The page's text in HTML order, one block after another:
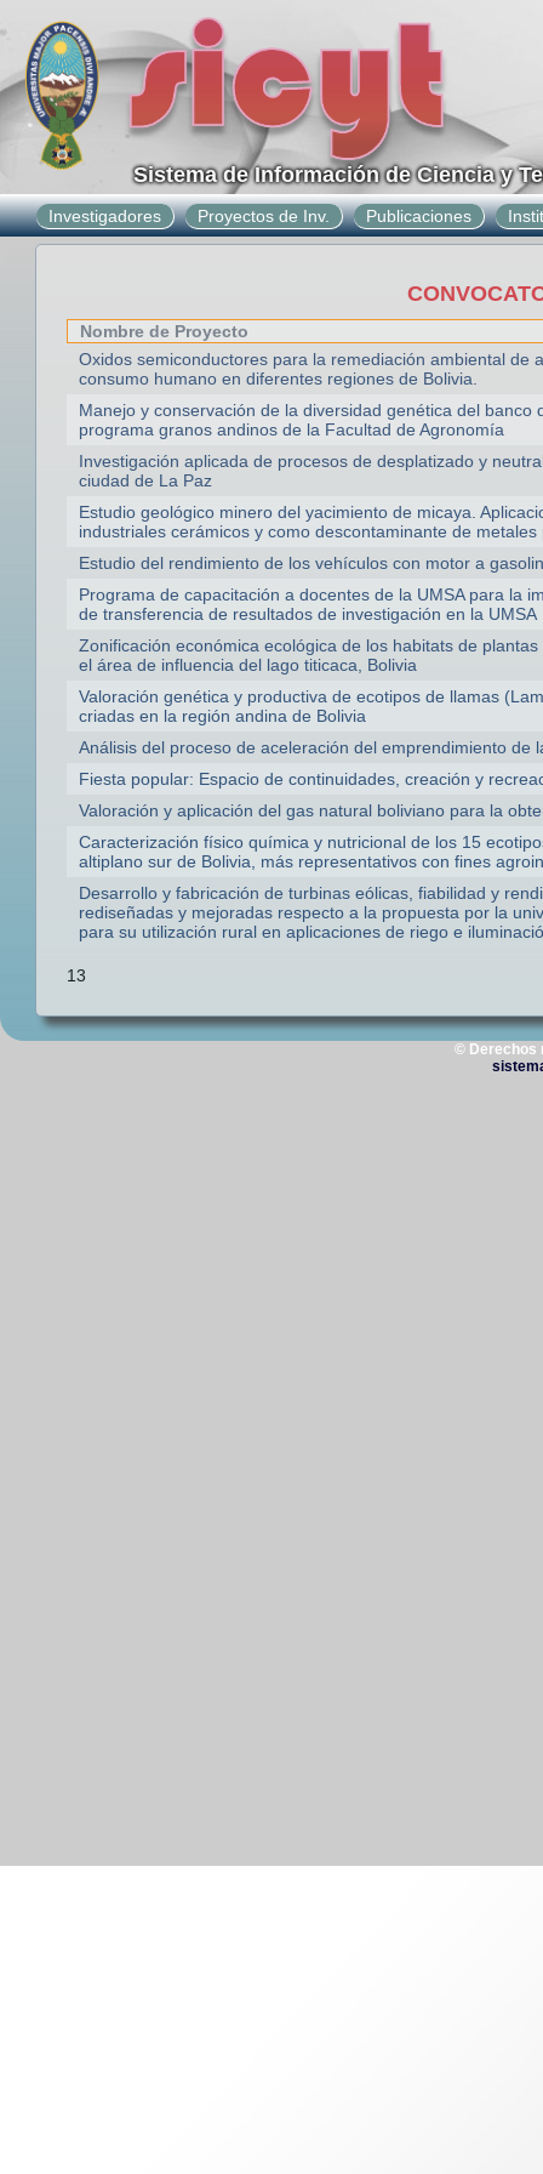
Sistema de Información de Ciencia y
Investigadores Proyectos de Inv. Publicaciones
Nombre de Proyecto
Oxidos semiconductores para la remediación ambiental de
consumo humano en diferentes regiones de Bolivia.
Manejo y conservación de la diversidad genética del
programa granos andinos de la Facultad de Agronomía
Investigación aplicada de procesos de desplatizado y
ciudad de La Paz
Estudio geológico minero del yacimiento de micaya.
industriales cerámicos y como descontaminante de
Estudio del rendimiento de los vehículos con motor a
Programa de capacitación a docentes de la UMSA para la
de transferencia de resultados de investigación en la UMSA
Zonificación económica ecológica de los habitats de
el área de influencia del lago titicaca, Bolivia
Valoración genética y productiva de ecotipos de llamas
criadas en la región andina de Bolivia
Análisis del proceso de aceleración del emprendimiento de
Fiesta popular: Espacio de continuidades, creación y
Valoración y aplicación del gas natural boliviano para la
Caracterización físico química y nutricional de los 15
altiplano sur de Bolivia, más representativos con fines
Desarrollo y fabricación de turbinas eólicas, fiabilidad y
rediseñadas y mejoradas respecto a la propuesta por la
para su utilización rural en aplicaciones de riego e
13
© Derechos